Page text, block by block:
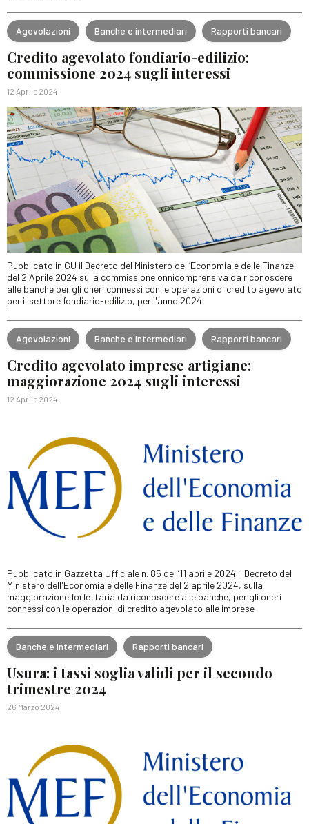
Agevolazioni Banche e intermediari Rapporti bancari
Credito agevolato fondiario-edilizio:
commissione 2024 sugli interessi
12 Aprile 2024
Pubblicato in GU il Decreto del Ministero dell’Economia e delle Finanze
del 2 Aprile 2024 sulla commissione onnicomprensiva da riconoscere
alle banche per gli oneri connessi con le operazioni di credito agevolato
per il settore fondiario-edilizio, per l'anno 2024.
Agevolazioni Banche e intermediari Rapporti bancari
Credito agevolato imprese artigiane:
maggiorazione 2024 sugli interessi
12 Aprile 2024
Pubblicato in Gazzetta Ufficiale n. 85 dell’11 aprile 2024 il Decreto del
Ministero dell'Economia e delle Finanze del 2 aprile 2024, sulla
maggiorazione forfettaria da riconoscere alle banche, per gli oneri
connessi con le operazioni di credito agevolato alle imprese
Banche e intermediari Rapporti bancari
Usura: i tassi soglia validi per il secondo
trimestre 2024
26 Marzo 2024